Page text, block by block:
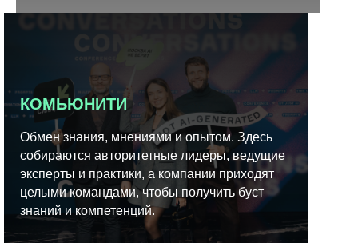
КОМЬЮНИТИ
Обмен знания, мнениями и опытом. Здесь
собираются авторитетные лидеры, ведущие
эксперты и практики, а компании приходят
целыми командами, чтобы получить буст
знаний и компетенций.